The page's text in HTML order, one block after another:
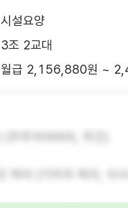
시설요양
3조 2교대
월급 2,156,880원 ~